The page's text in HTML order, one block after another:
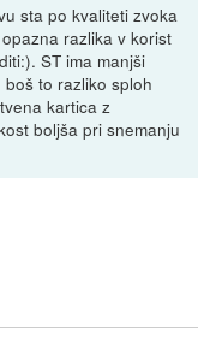
sta po kvaliteti zvoka
razlika v korist
ST ima manjši
to razliko sploh
kartica z
boljša pri snemanju